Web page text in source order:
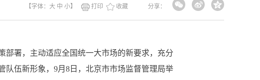
分享：
【字体： 大 中 小】 打印 收藏
部署，主动适应全国统一大市场的新要求，充分
伍新形象， 9月8日，北京市市场监督管理局举